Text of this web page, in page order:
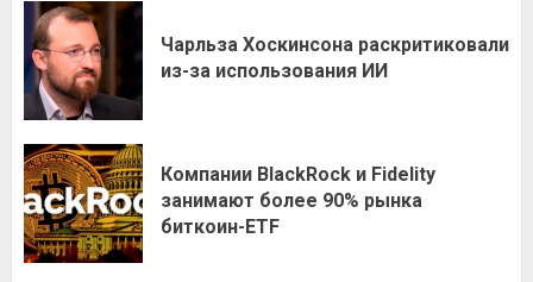
Чарльза Хоскинсона раскритиковали
из-за использования ИИ
Компании BlackRock и Fidelity
занимают более 90% рынка
биткоин-ETF